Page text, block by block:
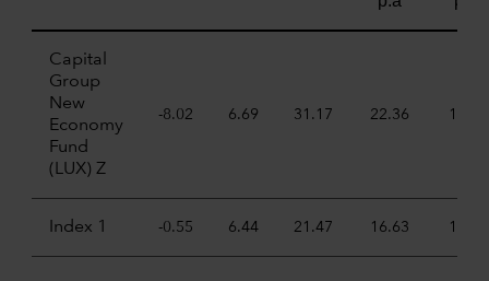
Capital
Group
New
Economy
Fund
(LUX) Z
-8.02 6.69 31.17 22.36 11.55
Index 1 -0.55 6.44 21.47 16.63 11.52